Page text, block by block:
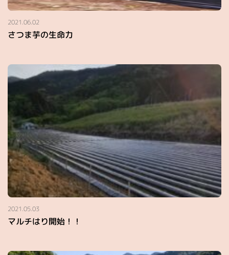
2021.06.02
さつま芋の生命力
2021.05.03
マルチはり開始！！